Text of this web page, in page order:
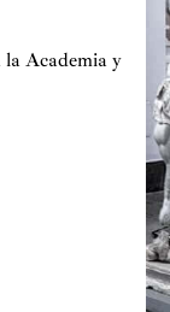
Academia y